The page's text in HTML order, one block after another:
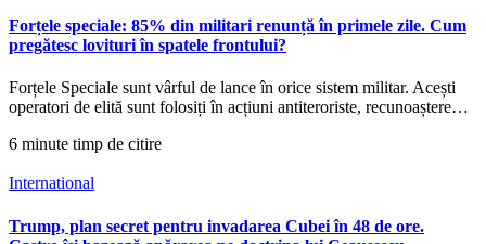
Forțele speciale: 85% din militari renunță în primele zile. Cum
pregătesc lovituri în spatele frontului?
Forțele Speciale sunt vârful de lance în orice sistem militar. Acești
operatori de elită sunt folosiți în acțiuni antiteroriste, recunoaștere…
6 minute timp de citire
International
Trump, plan secret pentru invadarea Cubei în 48 de ore.